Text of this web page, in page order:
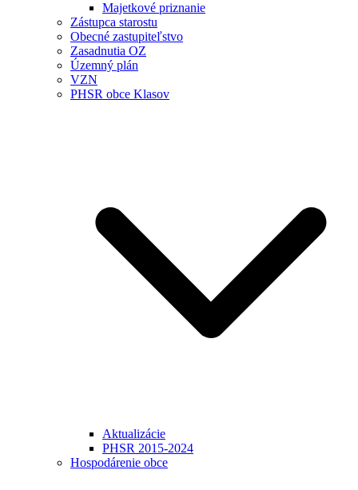
Majetkové priznanie
Zástupca starostu
Obecné zastupiteľstvo
Zasadnutia OZ
Územný plán
VZN
PHSR obce Klasov
Aktualizácie
PHSR 2015-2024
Hospodárenie obce